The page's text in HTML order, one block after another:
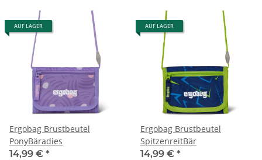
AUF LAGER
Ergobag Brustbeutel
PonyBäradies
14,99 € *
AUF LAGER
Ergobag Brustbeutel
SpitzenreitBär
14,99 € *